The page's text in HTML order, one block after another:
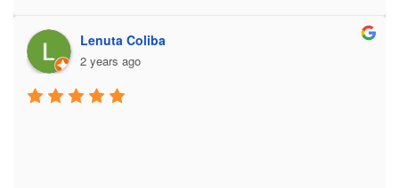
Lenuta Coliba
2 years ago